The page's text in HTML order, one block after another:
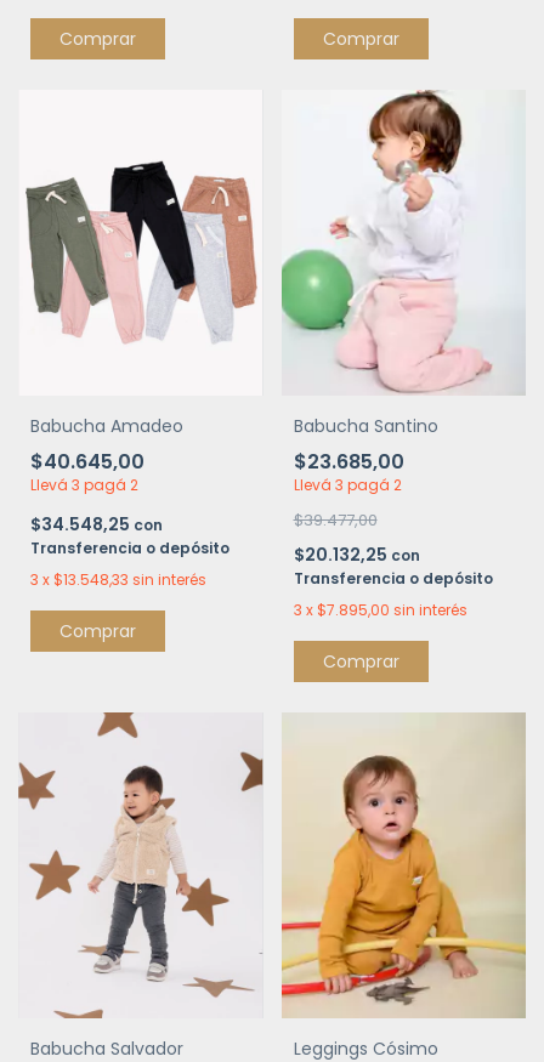
Comprar Comprar
Babucha Amadeo
$40.645,00
Llevá 3 pagá 2
$34.548,25 con
Transferencia o depósito
3 x $13.548,33 sin interés
Comprar
Babucha Santino
$23.685,00
Llevá 3 pagá 2
$39.477,00
$20.132,25 con
Transferencia o depósito
3 x $7.895,00 sin interés
Comprar
Babucha Salvador Leggings Cósimo